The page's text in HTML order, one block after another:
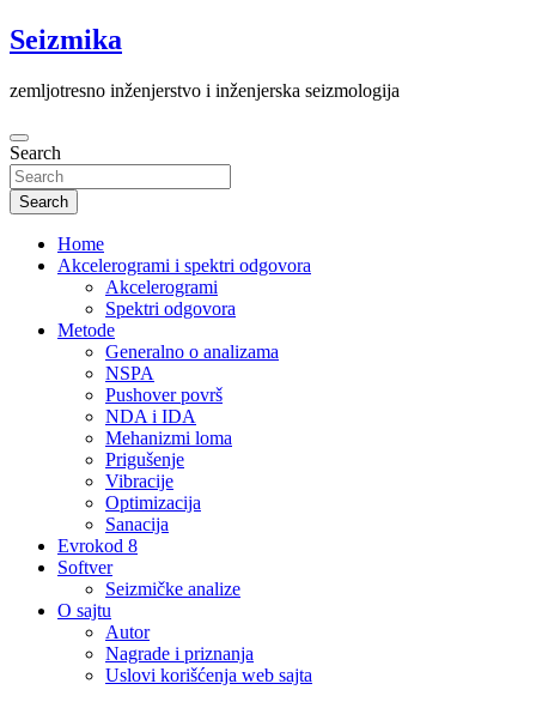
Skip
to
Seizmika
zemljotresno inženjerstvo i inženjerska seizmologija
Search
Search
Home
Akcelerogrami i spektri odgovora
Akcelerogrami
Spektri odgovora
Metode
Generalno o analizama
NSPA
Pushover površ
NDA i IDA
Mehanizmi loma
Prigušenje
Vibracije
Optimizacija
Sanacija
Evrokod 8
Softver
Seizmičke analize
O sajtu
Autor
Nagrade i priznanja
Uslovi korišćenja web sajta